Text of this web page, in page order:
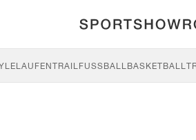
LAUFENTRAILFUSSBALL BASKETBALL